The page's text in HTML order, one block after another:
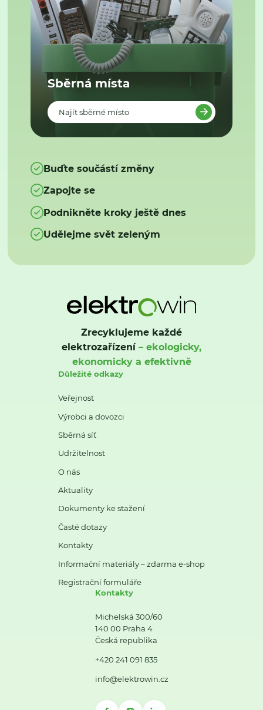
Sběrná místa
Najít sběrné místo
Buďte součástí změny
Zapojte se
Podnikněte kroky ještě dnes
Udělejme svět zeleným
Zrecyklujeme každé
elektrozařízení– ekologicky,
ekonomicky a efektivně
Důležité odkazy
Veřejnost
Výrobci a dovozci
Sběrná síť
Udržitelnost
O nás
Aktuality
Dokumenty ke stažení
Časté dotazy
Kontakty
Informační materiály – zdarma e-shop
Registrační formuláře
Kontakty
Michelská 300/60
140 00 Praha 4
Česká republika
+420 241 091 835
info@elektrowin.cz